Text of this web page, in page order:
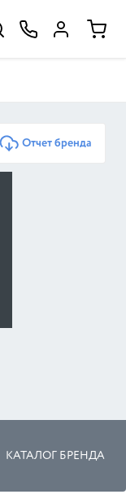
Отчет бренда
КАТАЛОГ БРЕНДА